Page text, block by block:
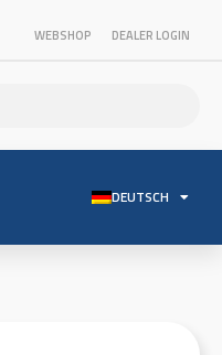
WEBSHOP DEALER LOGIN
DEUTSCH